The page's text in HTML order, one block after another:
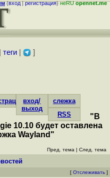
(вход|регистрация)неRUopennet.me
теги| ]
вход/
выход
слежка
RSS
"В
10.10 будет оставлена
Wayland"
Пред. тема | След. тема
[ Отслеживать ]